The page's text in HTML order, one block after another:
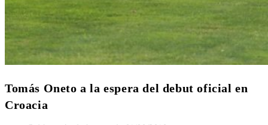
Tomás Oneto a la espera del debut oficial en
Croacia